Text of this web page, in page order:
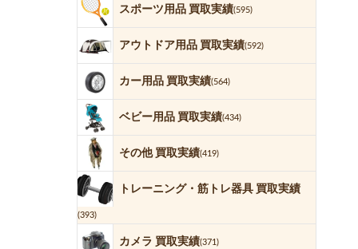
スポーツ用品 買取実績(595)
アウトドア用品 買取実績(592)
カー用品 買取実績(564)
ベビー用品 買取実績(434)
その他 買取実績(419)
トレーニング・筋トレ器具 買取実績
(393)
カメラ 買取実績(371)